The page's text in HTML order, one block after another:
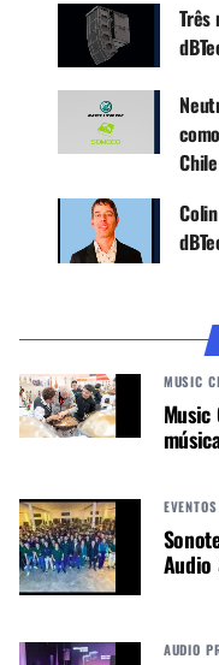
A apresentação
todos os bilhetes
os espaços da
20.300 pessoas
Para o projeto
profissionais do
de audio foi
VIO da
Out fill: 8 + 8 VIO
Front fill: 8 VIO
In fill no palco: 2
em uma
Monitoramento DJ:
Monitoramento
Três
Chile
MUSIC
EVENTOS
Audio
AUDIO